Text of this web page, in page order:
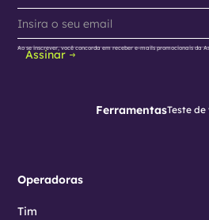
Assinar
Ao se inscrever, você concorda em receber e-mails promocionais da
FerramentasTeste
Operadoras
Tim